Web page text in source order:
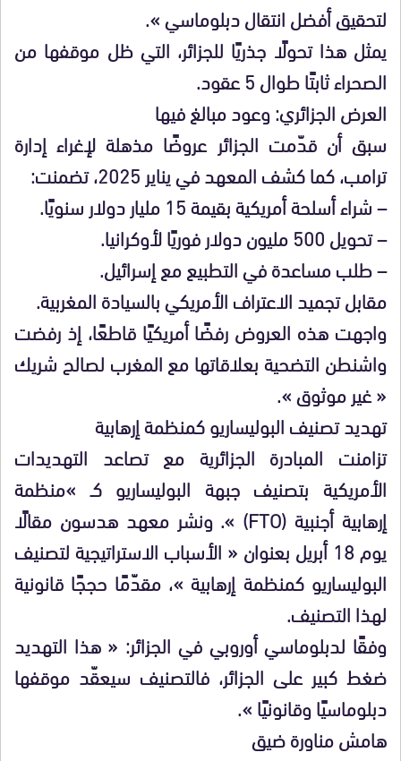
لتحقيق أفضل انتقال دبلوماسي ».
يمثل هذا تحولًا جذريًا للجزائر، التي ظل موقفها من
الصحراء ثابتًا طوال 5 عقود.
العرض الجزائري: وعود مبالغ فيها
سبق أن قدّمت الجزائر عروضًا مذهلة لإغراء إدارة
ترامب، كما كشف المعهد في يناير 2025، تضمنت:
– شراء أسلحة أمريكية بقيمة 15 مليار دولار سنويًا.
– تحويل 500 مليون دولار فوريًا لأوكرانيا.
– طلب مساعدة في التطبيع مع إسرائيل.
مقابل تجميد الاعتراف الأمريكي بالسيادة المغربية.
واجهت هذه العروض رفضًا أمريكيًا قاطعًا، إذ رفضت
واشنطن التضحية بعلاقاتها مع المغرب لصالح شريك
« غير موثوق ».
تهديد تصنيف البوليساريو كمنظمة إرهابية
تزامنت المبادرة الجزائرية مع تصاعد التهديدات
الأمريكية بتصنيف جبهة البوليساريو كـ »منظمة
إرهابية أجنبية (FTO) ». ونشر معهد هدسون مقالًا
يوم 18 أبريل بعنوان « الأسباب الاستراتيجية لتصنيف
البوليساريو كمنظمة إرهابية »، مقدّمًا حججًا قانونية
لهذا التصنيف.
وفقًا لدبلوماسي أوروبي في الجزائر: « هذا التهديد
ضغط كبير على الجزائر، فالتصنيف سيعقّد موقفها
دبلوماسيًا وقانونيًا ».
هامش مناورة ضيق